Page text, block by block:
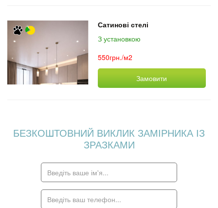
Сатинові стелі
З установкою
550грн./м2
Замовити
БЕЗКОШТОВНИЙ ВИКЛИК ЗАМІРНИКА ІЗ
ЗРАЗКАМИ